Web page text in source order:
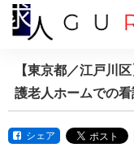
【東京都／江戸川
護老人ホームでの
シェア